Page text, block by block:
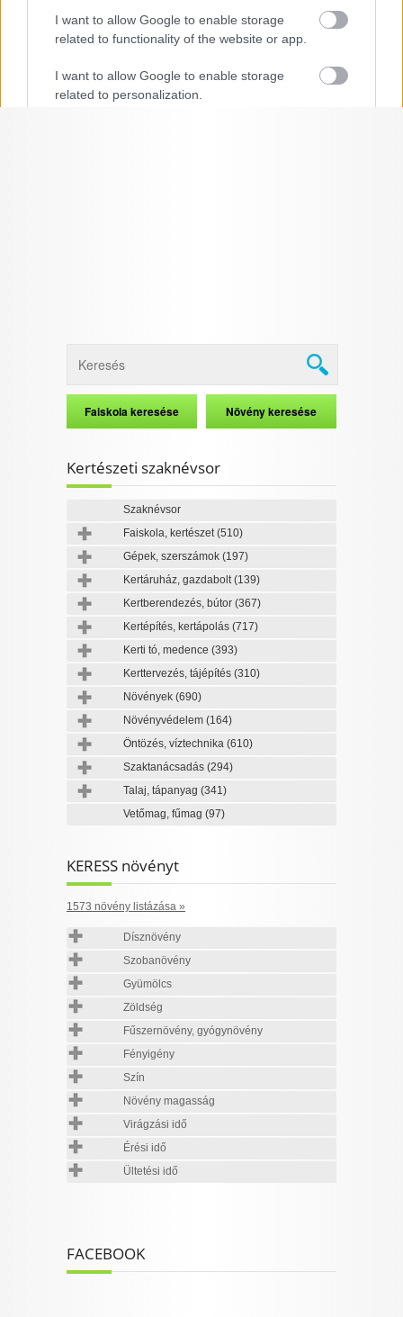
I want to allow Google to enable storage
related to functionality of the website or app.
I want to allow Google to enable storage
related to personalization.
Tolna megye, 7100, Szekszárd, Rákóczi u. 158.
Kertészeti szaknévsor
Szaknévsor
Faiskola, kertészet(510)
Gépek, szerszámok (197)
Kertáruház, gazdabolt(139)
Kertberendezés, bútor (367)
Kertépítés, kertápolás (717)
Kerti tó, medence (393)
Kerttervezés, tájépítés (310)
Növények (690)
Növényvédelem (164)
Öntözés, víztechnika (610)
Szaktanácsadás (294)
Talaj, tápanyag (341)
Vetőmag, fűmag (97)
KERESS növényt
1573 növény listázása »
Dísznövény
Szobanövény
Gyümölcs
Zöldség
Fűszernövény, gyógynövény
Fényigény
Szín
Növény magasság
Virágzási idő
Érési idő
Ültetési idő
FACEBOOK